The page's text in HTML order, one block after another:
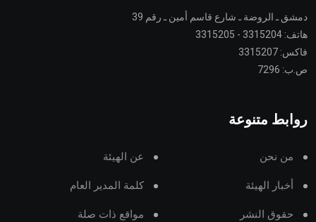
دمشق ـ الروضة ـ شارع قاسم أمين ـ رقم 39
هاتف: 3315204 - 3315205
فاكس: 3315207
ص.ب: 7296
روابط متنوعة
من نحن عن الهيئة
أخبار الهيئة كلمة المدير العام
حقوق النشر مواقع ذات صلة